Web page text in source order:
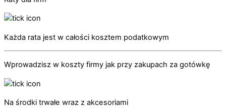
Każda rata jest w całości kosztem podatkowym
Wprowadzisz w koszty firmy jak przy zakupach za gotówkę
Na środki trwałe wraz z akcesoriami